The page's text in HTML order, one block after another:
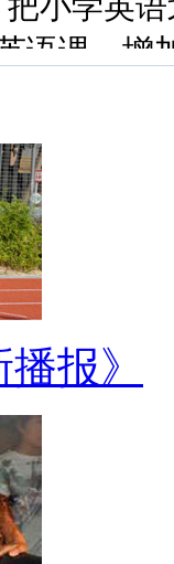
语课，增
，那么学
意？
继续关
学生减负
。秋季开
学生减负
首次就
规定包
报》